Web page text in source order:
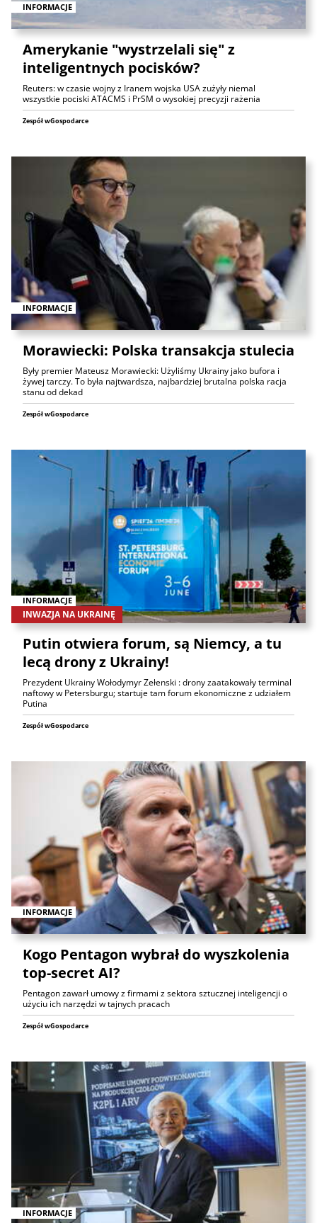
INFORMACJE
Amerykanie "wystrzelali się" z
inteligentnych pocisków?
Reuters: w czasie wojny z Iranem wojska USA zużyły niemal
wszystkie pociski ATACMS i PrSM o wysokiej precyzji rażenia
Zespół wGospodarce
INFORMACJE
Morawiecki: Polska transakcja stulecia
Były premier Mateusz Morawiecki: Użyliśmy Ukrainy jako bufora i
żywej tarczy. To była najtwardsza, najbardziej brutalna polska racja
stanu od dekad
Zespół wGospodarce
INFORMACJE
INWAZJA NA UKRAINĘ
Putin otwiera forum, są Niemcy, a tu
lecą drony z Ukrainy!
Prezydent Ukrainy Wołodymyr Zełenski : drony zaatakowały terminal
naftowy w Petersburgu; startuje tam forum ekonomiczne z udziałem
Putina
Zespół wGospodarce
INFORMACJE
Kogo Pentagon wybrał do wyszkolenia
top-secret AI?
Pentagon zawarł umowy z firmami z sektora sztucznej inteligencji o
użyciu ich narzędzi w tajnych pracach
Zespół wGospodarce
INFORMACJE